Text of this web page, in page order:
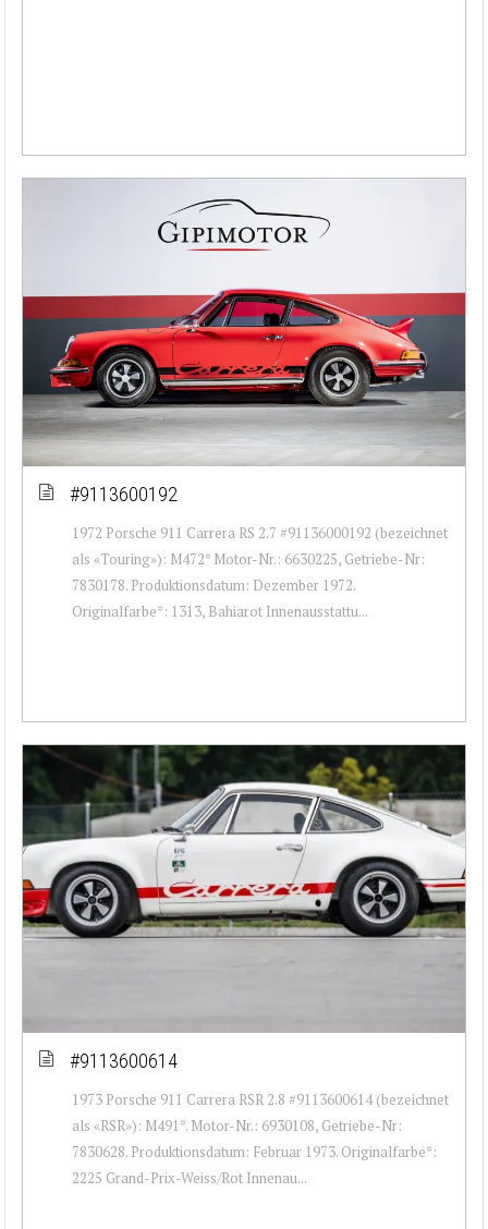
#9113600192
1972 Porsche 911 Carrera RS 2.7 #91136000192 (bezeichnet
als «Touring»): M472* Motor-Nr.: 6630225, Getriebe-Nr:
7830178. Produktionsdatum: Dezember 1972.
Originalfarbe*: 1313, Bahiarot Innenausstattu...
#9113600614
1973 Porsche 911 Carrera RSR 2.8 #9113600614 (bezeichnet
als «RSR»): M491*. Motor-Nr.: 6930108, Getriebe-Nr:
7830628. Produktionsdatum: Februar 1973. Originalfarbe*:
2225 Grand-Prix-Weiss/Rot Innenau...